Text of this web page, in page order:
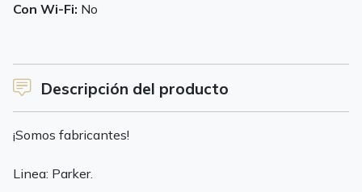
Con Wi-Fi: No
Descripción del producto
¡Somos fabricantes!
Linea: Parker.